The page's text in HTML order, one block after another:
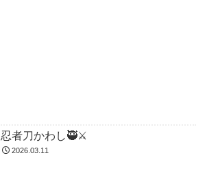
忍者刀かわし🥷⚔️
2026.03.11